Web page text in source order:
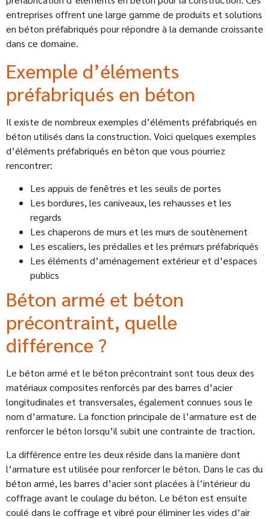
entreprises offrent une large gamme de produits et solutions
en béton préfabriqués pour répondre à la demande croissante
dans ce domaine.
Exemple d’éléments
préfabriqués en béton
Il existe de nombreux exemples d’éléments préfabriqués en
béton utilisés dans la construction. Voici quelques exemples
d’éléments préfabriqués en béton que vous pourriez
rencontrer:
Les appuis de fenêtres et les seuils de portes
Les bordures, les caniveaux, les rehausses et les
regards
Les chaperons de murs et les murs de soutènement
Les escaliers, les prédalles et les prémurs préfabriqués
Les éléments d’aménagement extérieur et d’espaces
publics
Béton armé et béton
précontraint, quelle
différence ?
Le béton armé et le béton précontraint sont tous deux des
matériaux composites renforcés par des barres d’acier
longitudinales et transversales, également connues sous le
nom d’armature. La fonction principale de l’armature est de
renforcer le béton lorsqu’il subit une contrainte de traction.
La différence entre les deux réside dans la manière dont
l’armature est utilisée pour renforcer le béton. Dans le cas du
béton armé, les barres d’acier sont placées à l’intérieur du
coffrage avant le coulage du béton. Le béton est ensuite
coulé dans le coffrage et vibré pour éliminer les vides d’air